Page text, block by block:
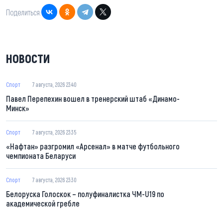
Поделиться:
НОВОСТИ
Спорт 7 августа, 2026 23:40
Павел Перепехин вошел в тренерский штаб «Динамо-
Минск»
Спорт 7 августа, 2026 23:35
«Нафтан» разгромил «Арсенал» в матче футбольного
чемпионата Беларуси
Спорт 7 августа, 2026 23:30
Белоруска Голоскок – полуфиналистка ЧМ-U19 по
академической гребле